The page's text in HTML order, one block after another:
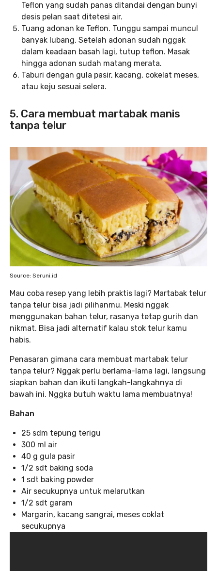
Teflon yang sudah panas ditandai dengan bunyi
desis pelan saat ditetesi air.
Tuang adonan ke Teflon. Tunggu sampai muncul
banyak lubang. Setelah adonan sudah nggak
dalam keadaan basah lagi, tutup teflon. Masak
hingga adonan sudah matang merata.
Taburi dengan gula pasir, kacang, cokelat meses,
atau keju sesuai selera.
5. Cara membuat martabak manis
tanpa telur
Source: Seruni.id
Mau coba resep yang lebih praktis lagi? Martabak telur
tanpa telur bisa jadi pilihanmu. Meski nggak
menggunakan bahan telur, rasanya tetap gurih dan
nikmat. Bisa jadi alternatif kalau stok telur kamu
habis.
Penasaran gimana cara membuat martabak telur
tanpa telur? Nggak perlu berlama-lama lagi, langsung
siapkan bahan dan ikuti langkah-langkahnya di
bawah ini. Nggka butuh waktu lama membuatnya!
Bahan
25 sdm tepung terigu
300 ml air
40 g gula pasir
1/2 sdt baking soda
1 sdt baking powder
Air secukupnya untuk melarutkan
1/2 sdt garam
Margarin, kacang sangrai, meses coklat
secukupnya